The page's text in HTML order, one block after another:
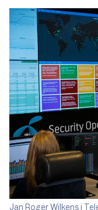
Jan Roger Wilkens i